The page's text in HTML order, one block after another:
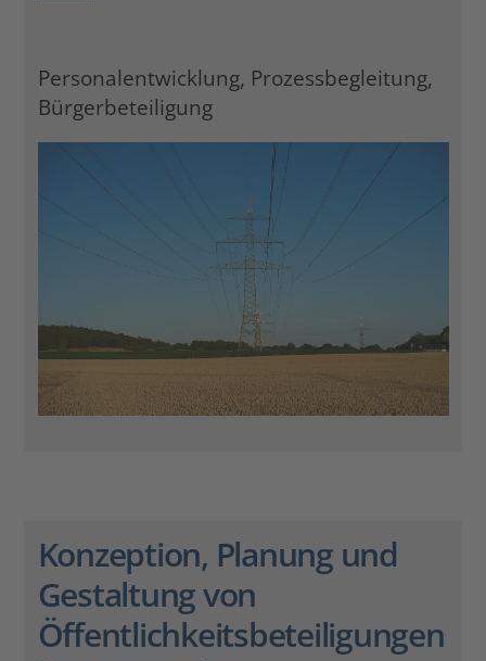
Personalentwicklung, Prozessbegleitung,
Bürgerbeteiligung
Konzeption, Planung und
Gestaltung von
Öffentlichkeitsbeteiligungen